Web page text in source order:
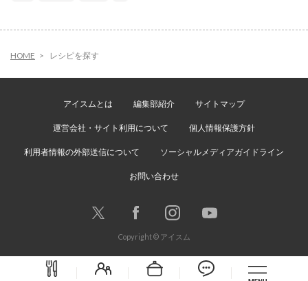
HOME レシピを探す
アイスムとは 編集部紹介 サイトマップ
運営会社・サイト利用について 個人情報保護方針
利用者情報の外部送信について ソーシャルメディアガイドライン
お問い合わせ
Copyright © アイスム